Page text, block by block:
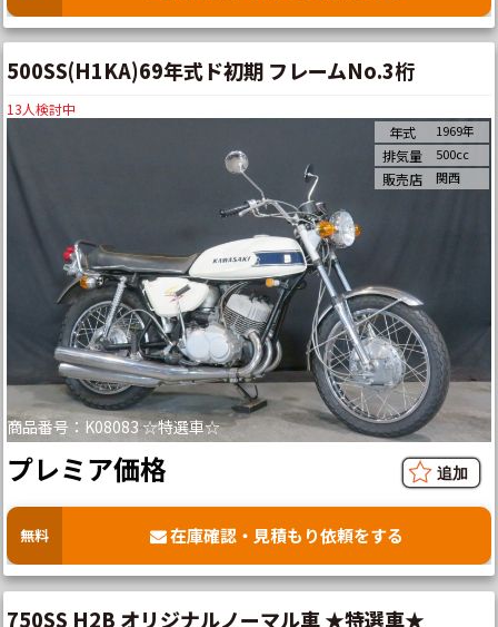
500SS(H1KA)69年式ド初期 フレームNo.3桁
13人検討中
商品番号：K08083 ☆特選車☆
年式 1969年
排気量 500cc
販売店 関西
プレミア価格
無料 在庫確認・見積もり依頼をする
750SS H2B オリジナルノーマル車 ★特選車★